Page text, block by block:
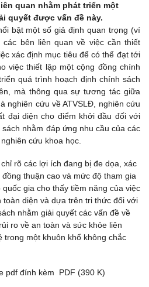
quan nhằm phát triển một
quyết được vấn đề này.
bật một số giả định quan trọng (ví
bên liên quan về việc cần thiết
xác định mục tiêu để có thể đạt tới
việc thiết lập một cộng đồng chính
quá trình hoạch định chính sách
mà thông qua sự tương tác giữa
nghiên cứu về ATVSLĐ, nghiên cứu
đại diện cho điểm khởi đầu đối với
nhằm đáp ứng nhu cầu của các
cứu khoa học.
rõ các lợi ích đang bị đe dọa, xác
thuận cao và mức độ tham gia
gia cho thấy tiềm năng của việc
diện và dựa trên tri thức đối với
nhằm giải quyết các vấn đề về
ro về an toàn và sức khỏe liên
trong một khuôn khổ không chắc
pdf đính kèm PDF (390 K)